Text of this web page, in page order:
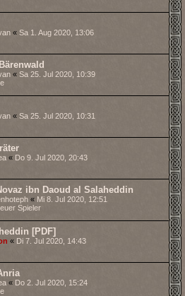
« Sa 1. Aug 2020, 13:06
« Sa 25. Jul 2020, 10:39
« Sa 25. Jul 2020, 10:31
« Do 9. Jul 2020, 20:43
ibn Daoud al Salaheddin
« Mi 8. Jul 2020, 12:51
Spieler
[PDF]
« Di 7. Jul 2020, 14:43
« Do 2. Jul 2020, 15:24